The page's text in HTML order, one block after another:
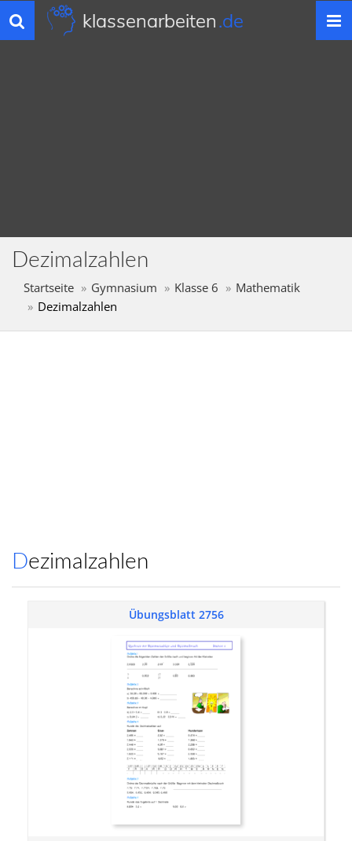
Toggle
navigation
klassenarbeiten.de
Dezimalzahlen
Startseite Gymnasium Klasse 6
Mathematik
Dezimalzahlen
Dezimalzahlen
Übungsblatt 2756